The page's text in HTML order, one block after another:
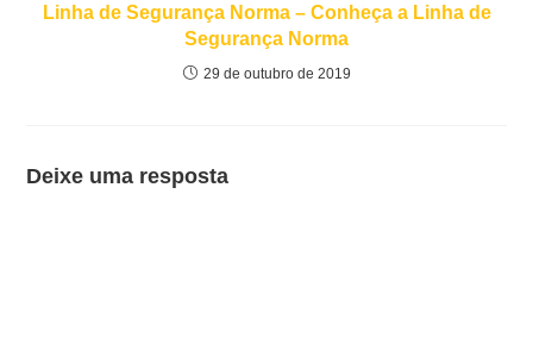
Linha de Segurança Norma – Conheça a Linha de
Segurança Norma
29 de outubro de 2019
Deixe uma resposta